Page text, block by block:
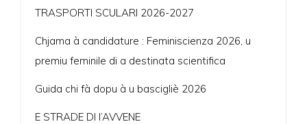
TRASPORTI SCULARI 2026-2027
Chjama à candidature : Feminiscienza 2026, u
premiu feminile di a destinata scientifica
Guida chi fà dopu à u bascigliè 2026
E STRADE DI l’AVVENE